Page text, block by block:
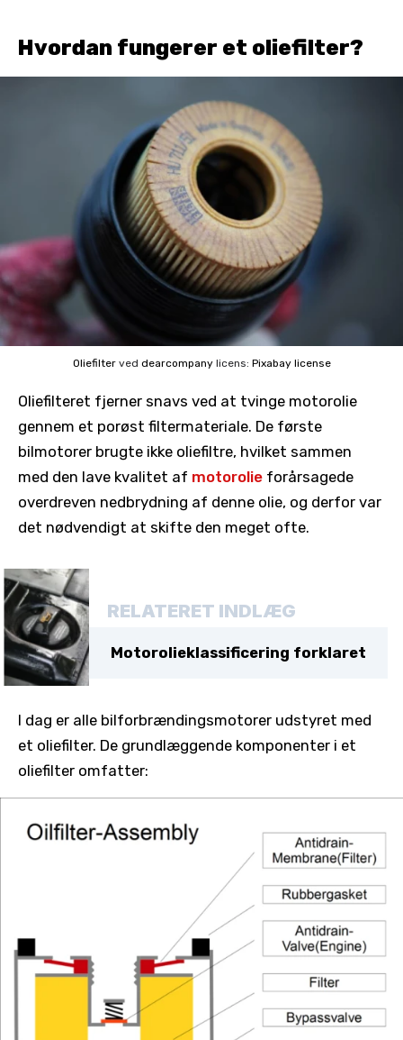
Hvordan fungerer et oliefilter?
Oliefilter ved dearcompany licens: Pixabay license
Oliefilteret fjerner snavs ved at tvinge motorolie
gennem et porøst filtermateriale. De første
bilmotorer brugte ikke oliefiltre, hvilket sammen
med den lave kvalitet af motorolie forårsagede
overdreven nedbrydning af denne olie, og derfor var
det nødvendigt at skifte den meget ofte.
RELATERET INDLÆG
Motorolieklassificering forklaret
I dag er alle bilforbrændingsmotorer udstyret med
et oliefilter. De grundlæggende komponenter i et
oliefilter omfatter: